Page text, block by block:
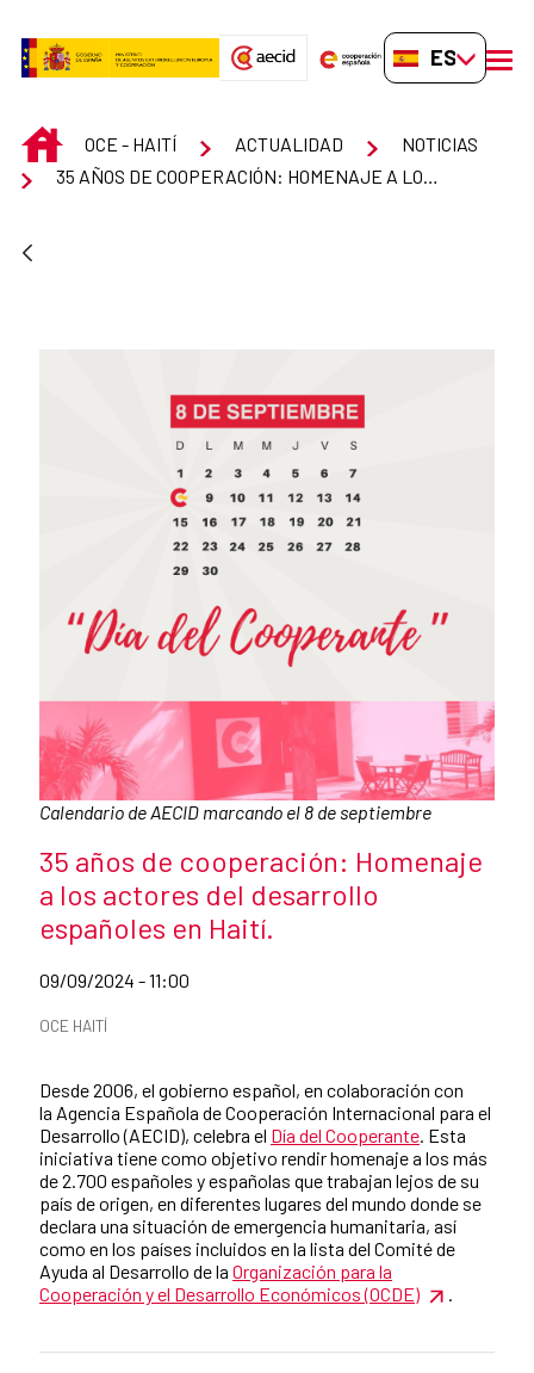
ES-ES
INICIOOCE - HAITÍ ACTUALIDAD
NOTICIAS
Pie de foto:
Calendario de AECID marcando el 8 de septiembre
Título de la noticia
35 años de cooperación: Homenaje
a los actores del desarrollo
españoles en Haití.
Fecha de publicación de la noticia
09/09/2024 - 11:00
Categorías de la noticia
OCE HAITÍ
Desde 2006, el gobierno español, en colaboración con
la Agencia Española de Cooperación Internacional para el
Desarrollo (AECID), celebra el Día del Cooperante. Esta
iniciativa tiene como objetivo rendir homenaje a los más
de 2.700 españoles y españolas que trabajan lejos de su
país de origen, en diferentes lugares del mundo donde se
declara una situación de emergencia humanitaria, así
como en los países incluidos en la lista del Comité de
Ayuda al Desarrollo de la Organización para la
Cooperación y el Desarrollo Económicos (OCDE)
.